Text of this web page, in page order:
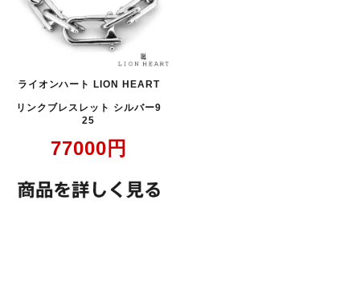
ライオンハート LION HEART
リンクブレスレット シルバー9
25
77000 円